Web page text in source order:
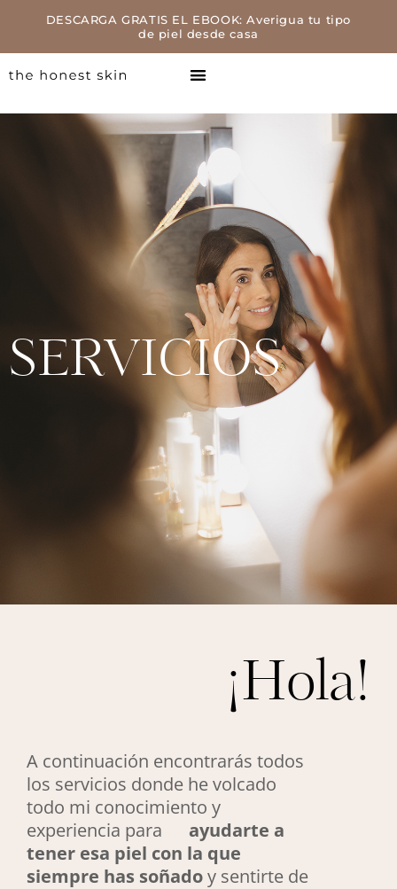
DESCARGA GRATIS EL EBOOK: Averigua tu tipo
de piel desde casa
SERVICIOS
¡Hola!
A continuación encontrarás todos
los servicios donde he volcado
todo mi conocimiento y
experiencia para ayudarte a
tener esa piel con la que
siempre has soñadoy sentirte de